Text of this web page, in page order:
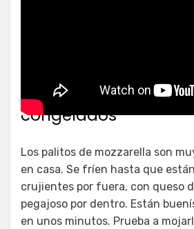
palitos de mozzarella
congelados
Los palitos de mozzarella son
en casa. Se fríen hasta que
crujientes por fuera, con queso
pegajoso por dentro. Están
en unos minutos. Prueba a